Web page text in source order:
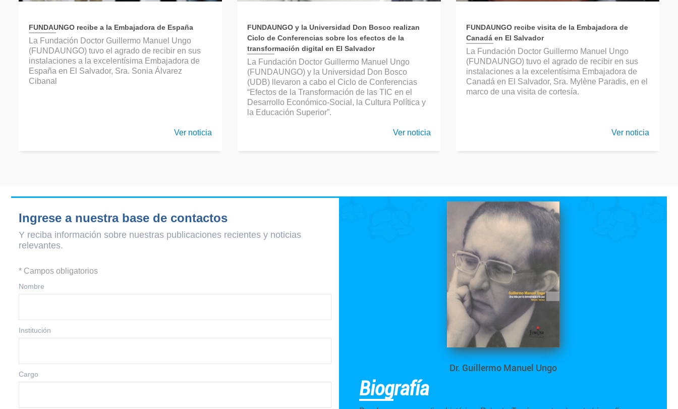
FUNDAUNGO recibe a la Embajadora de España
La Fundación Doctor Guillermo Manuel Ungo
(FUNDAUNGO) tuvo el agrado de recibir en sus
instalaciones a la excelentísima Embajadora de
España en El Salvador, Sra. Sonia Álvarez
Cibanal
Ver noticia
FUNDAUNGO y la Universidad Don Bosco realizan
Ciclo de Conferencias sobre los efectos de la
transformación digital en El Salvador
La Fundación Doctor Guillermo Manuel Ungo
(FUNDAUNGO) y la Universidad Don Bosco
(UDB) llevaron a cabo el Ciclo de Conferencias
“Efectos de la Transformación de las TIC en el
Desarrollo Económico-Social, la Cultura Política y
la Educación Superior”.
Ver noticia
FUNDAUNGO recibe visita de la Embajadora de
Canadá en El Salvador
La Fundación Doctor Guillermo Manuel Ungo
(FUNDAUNGO) tuvo el agrado de recibir en sus
instalaciones a la excelentísima Embajadora de
Canadá en El Salvador, Sra. Mylène Paradis, en el
marco de una visita de cortesía.
Ver noticia
Ingrese a nuestra base de contactos
Y reciba información sobre nuestras publicaciones recientes y noticias
relevantes.
* Campos obligatorios
Nombre
Institución
Cargo
Dr. Guillermo Manuel Ungo
Biografía